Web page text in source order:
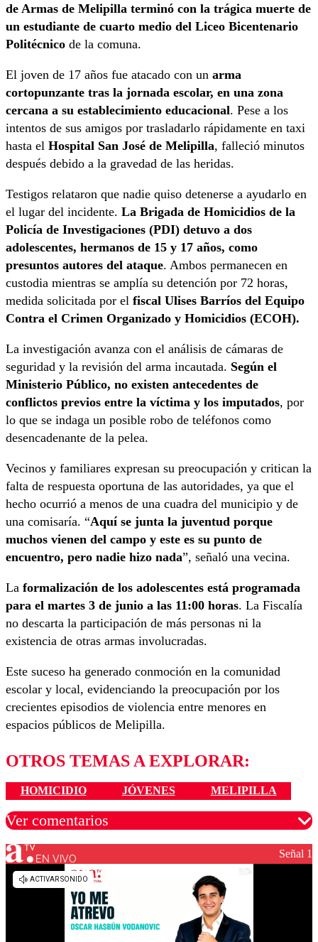
de Armas de Melipilla terminó con la trágica muerte de
un estudiante de cuarto medio del Liceo Bicentenario
Politécnico de la comuna.
El joven de 17 años fue atacado con un arma
cortopunzante tras la jornada escolar, en una zona
cercana a su establecimiento educacional. Pese a los
intentos de sus amigos por trasladarlo rápidamente en taxi
hasta el Hospital San José de Melipilla, falleció minutos
después debido a la gravedad de las heridas.
Testigos relataron que nadie quiso detenerse a ayudarlo en
el lugar del incidente. La Brigada de Homicidios de la
Policía de Investigaciones (PDI) detuvo a dos
adolescentes, hermanos de 15 y 17 años, como
presuntos autores del ataque. Ambos permanecen en
custodia mientras se amplía su detención por 72 horas,
medida solicitada por el fiscal Ulises Barríos del Equipo
Contra el Crimen Organizado y Homicidios (ECOH).
La investigación avanza con el análisis de cámaras de
seguridad y la revisión del arma incautada. Según el
Ministerio Público, no existen antecedentes de
conflictos previos entre la víctima y los imputados, por
lo que se indaga un posible robo de teléfonos como
desencadenante de la pelea.
Vecinos y familiares expresan su preocupación y critican la
falta de respuesta oportuna de las autoridades, ya que el
hecho ocurrió a menos de una cuadra del municipio y de
una comisaría. “Aquí se junta la juventud porque
muchos vienen del campo y este es su punto de
encuentro, pero nadie hizo nada”, señaló una vecina.
La formalización de los adolescentes está programada
para el martes 3 de junio a las 11:00 horas. La Fiscalía
no descarta la participación de más personas ni la
existencia de otras armas involucradas.
Este suceso ha generado conmoción en la comunidad
escolar y local, evidenciando la preocupación por los
crecientes episodios de violencia entre menores en
espacios públicos de Melipilla.
OTROS TEMAS A EXPLORAR:
HOMICIDIO JÓVENES MELIPILLA
Ver comentarios
Los comentarios son moderados para garantizar un
diálogo respetuoso.
EN VIVO Señal 1